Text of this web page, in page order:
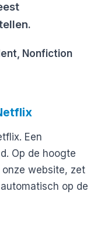
Nonfiction
Een
Op de hoogte
onze website, zet
op de